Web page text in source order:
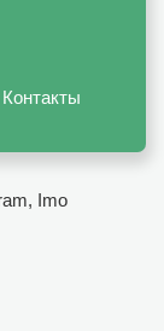
Контакты
Imo